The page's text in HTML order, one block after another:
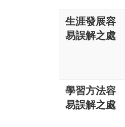
生涯發展容
易誤解之處
學習方法容
易誤解之處